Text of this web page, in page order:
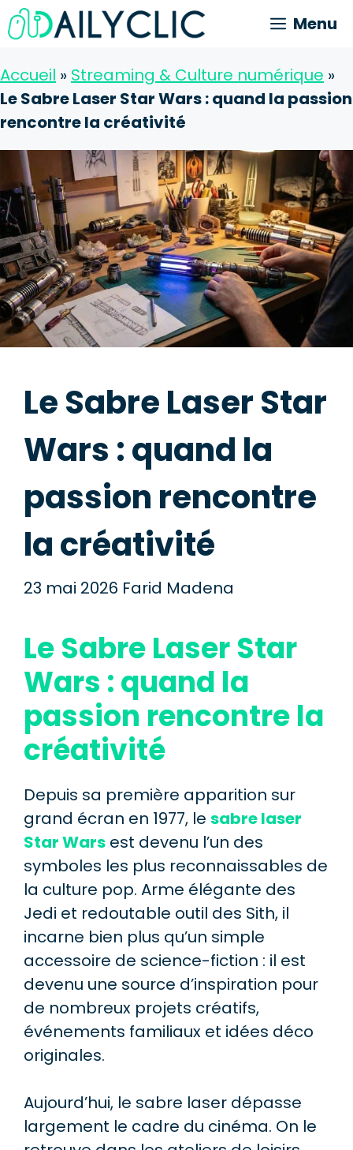
Aller
au
Menu
Accueil » Streaming & Culture numérique »
Le Sabre Laser Star Wars : quand la passion
rencontre la créativité
Le Sabre Laser Star
Wars : quand la
passion rencontre
la créativité
23 mai 2026 Farid Madena
Le Sabre Laser Star
Wars : quand la
passion rencontre la
créativité
Depuis sa première apparition sur
grand écran en 1977, le sabre laser
Star Wars est devenu l’un des
symboles les plus reconnaissables de
la culture pop. Arme élégante des
Jedi et redoutable outil des Sith, il
incarne bien plus qu’un simple
accessoire de science-fiction : il est
devenu une source d’inspiration pour
de nombreux projets créatifs,
événements familiaux et idées déco
originales.
Aujourd’hui, le sabre laser dépasse
largement le cadre du cinéma. On le